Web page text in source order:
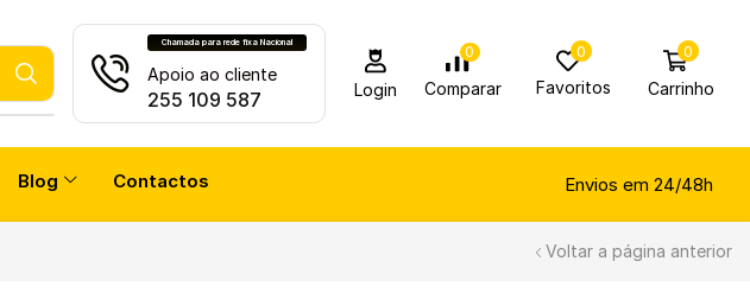
Chamada para rede fixa Nacional
Apoio ao cliente
255 109 587 Login
0
Comparar
0
Favoritos
0
Carrinho
Blog Contactos Envios em 24/48h
Voltar a página anterior